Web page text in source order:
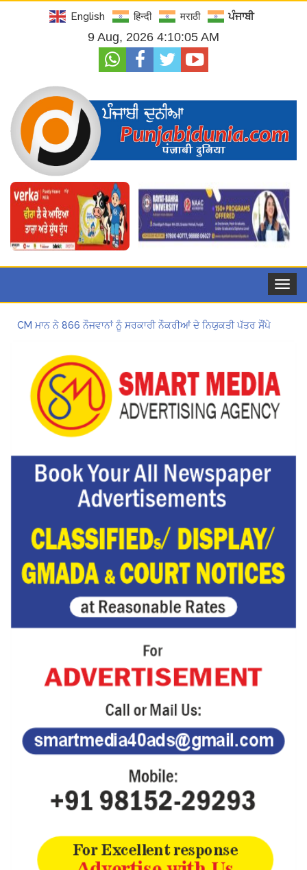
English हिन्दी मराठी ਪੰਜਾਬੀ
9 Aug, 2026 4:10:06 AM
Toggle
CM ਮਾਨ ਨੇ 866 ਨੌਜਵਾਨਾਂ ਨੂੰ ਸਰਕਾਰੀ ਨੌਕਰੀਆਂ ਦੇ ਨਿਯੁਕਤੀ ਪੱਤਰ ਸੌਂਪੇ
Hukamnama Sri Darbar Sahib, Amritsar – Punjabi Dunia
Hukamnama Sri Darbar Sahib, Amritsar – Punjabi Dunia